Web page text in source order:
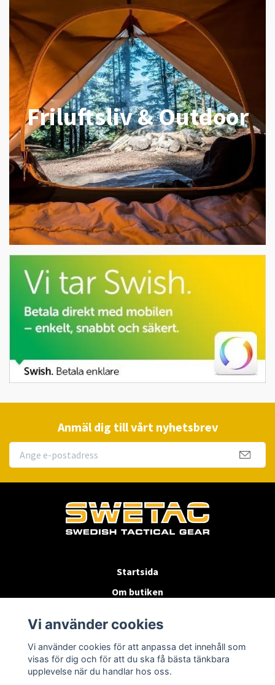
Friluftsliv & Outdoor
Anmäl dig till vårt nyhetsbrev
Startsida
Om butiken
Byten & Returer
Kontakta oss
Vi använder cookies
Vi använder cookies för att anpassa det innehåll som
visas för dig och för att du ska få bästa tänkbara
upplevelse när du handlar hos oss.